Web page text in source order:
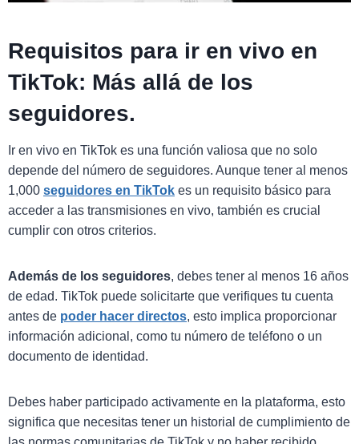
Requisitos para ir en vivo en
TikTok: Más allá de los
seguidores.
Ir en vivo en TikTok es una función valiosa que no solo
depende del número de seguidores. Aunque tener al menos
1,000 seguidores en TikTok es un requisito básico para
acceder a las transmisiones en vivo, también es crucial
cumplir con otros criterios.
Además de los seguidores, debes tener al menos 16 años
de edad. TikTok puede solicitarte que verifiques tu cuenta
antes de poder hacer directos, esto implica proporcionar
información adicional, como tu número de teléfono o un
documento de identidad.
Debes haber participado activamente en la plataforma, esto
significa que necesitas tener un historial de cumplimiento de